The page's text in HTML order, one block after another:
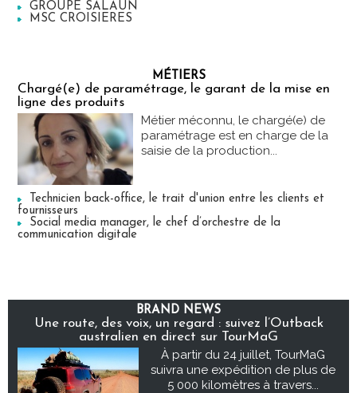
GROUPE SALAÜN
MSC CROISIERES
MÉTIERS
Chargé(e) de paramétrage, le garant de la mise en
ligne des produits
Métier méconnu, le chargé(e) de
paramétrage est en charge de la
saisie de la production...
Technicien back-office, le trait d'union entre les clients et
fournisseurs
Social media manager, le chef d’orchestre de la
communication digitale
BRAND NEWS
Une route, des voix, un regard : suivez l’Outback
australien en direct sur TourMaG
À partir du 24 juillet, TourMaG
suivra une expédition de plus de
5 000 kilomètres à travers...